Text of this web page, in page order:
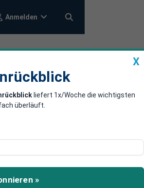
Anmelden
in
X
liefert 1x/Woche die wichtigsten
überläuft.
»